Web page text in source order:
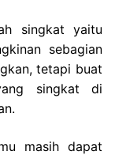
singkat yaitu
sebagian
tetapi buat
singkat di
masih dapat